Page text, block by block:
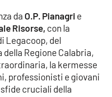
da O.P. Pianagri e
Risorse, con la
Legacoop, del
Regione Calabria,
la kermesse
professionisti e giovani
cruciali della